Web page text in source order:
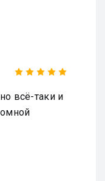
всё-таки и